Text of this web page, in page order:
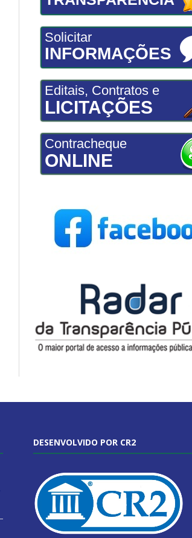
Solicitar
INFORMAÇÕES
Editais, Contratos e
LICITAÇÕES
Contracheque
ONLINE
DESENVOLVIDO POR CR2